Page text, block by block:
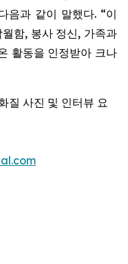
음과 같이 말했다. “이
함, 봉사 정신, 가족과
활동을 인정받아 크나
질 사진 및 인터뷰 요